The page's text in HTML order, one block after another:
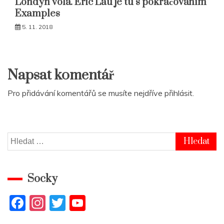
Examples
5. 11. 2018
Napsat komentář
Pro přidávání komentářů se musíte nejdříve přihlásit.
Vyhledávání
Socky
F
In T